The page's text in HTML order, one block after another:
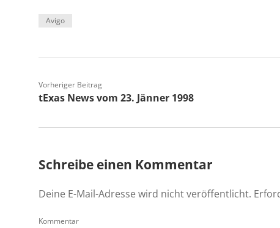
Avigo
Vorheriger Beitrag
tExas News vom 23. Jänner 1998
Schreibe einen Kommentar
Deine E-Mail-Adresse wird nicht veröffentlicht.
Kommentar